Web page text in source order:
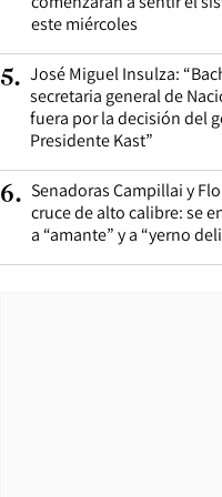
este miércoles
5. José Miguel Insulza:
secretaria general de
fuera por la decisión del
Presidente Kast”
6. Senadoras Campillai y
cruce de alto calibre: se
a “amante” y a “yerno